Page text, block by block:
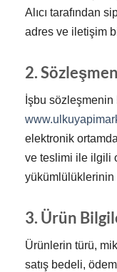
Alıcı tarafından
adres ve iletişim
2.
İşbu sözleşmenin
elektronik
ve teslimi ile ilgili
yükümlülüklerinin
3. Ürün
Ürünlerin türü,
satış bedeli,